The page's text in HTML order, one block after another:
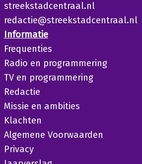
streekstadcentraal.nl
redactie@streekstadcentraal.nl
Informatie
Frequenties
Radio en programmering
TV en programmering
Redactie
Missie en ambities
Klachten
Algemene Voorwaarden
Privacy